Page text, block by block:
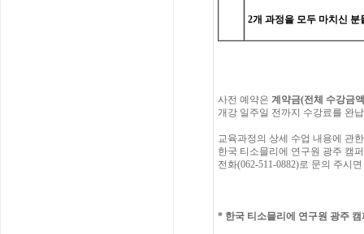
2개 과정을 모두 마치신 분
사전 예약은 계약금(전체 수강금
개강 일주일 전까지 수강료를 완
교육과정의 상세 수업 내용에 관한
한국 티소믈리에 연구원 광주 캠
전화(062-511-0882)로 문의 주시면
* 한국 티소믈리에 연구원 광주 캠